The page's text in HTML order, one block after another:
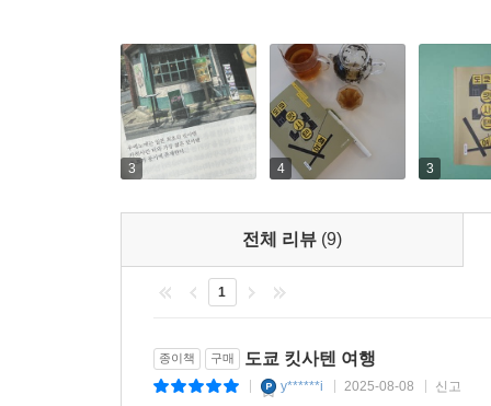
---p.211 「재즈 킷사 주인은 무라카미 하루키」중에서
3 4 3
전체 리뷰 (9)
1
종이책 구매 도쿄 킷사텐 여행
y******i 2025-08-08 신고